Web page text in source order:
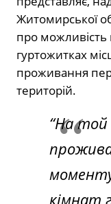
Житомирської
про можливість
гуртожитках
проживання
територій.
“На той
кімнат